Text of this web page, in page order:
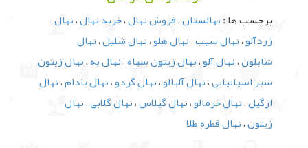
برچسب ها :نهالستان،فروش نهال،خرید نهال،نهال
زردآلو،نهال سیب،نهال هلو،نهال شلیل،نهال
شابلون،نهال آلو،نهال زیتون سیاه،نهال به،نهال زیتون
سبز اسپانیایی،نهال آلبالو،نهال گردو،نهال بادام،نهال
ازگیل،نهال خرمالو،نهال گیلاس،نهال گلابی،نهال
زیتون،نهال قطره طلا